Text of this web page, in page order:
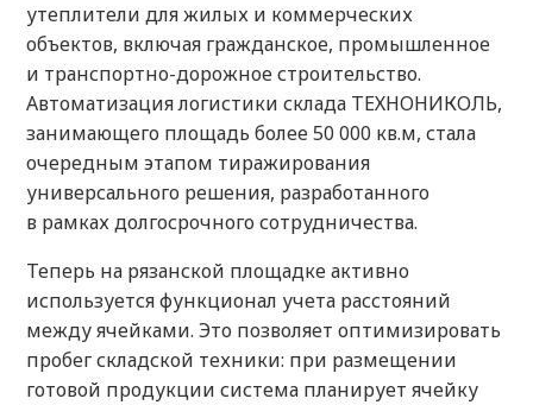
утеплители для жилых и коммерческих
объектов, включая гражданское, промышленное
и транспортно-дорожное строительство.
Автоматизация логистики склада ТЕХНОНИКОЛЬ,
занимающего площадь более 50 000 кв.м, стала
очередным этапом тиражирования
универсального решения, разработанного
в рамках долгосрочного сотрудничества.
Теперь на рязанской площадке активно
используется функционал учета расстояний
между ячейками. Это позволяет оптимизировать
пробег складской техники: при размещении
готовой продукции система планирует ячейку